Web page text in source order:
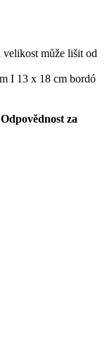
velikost může lišit od
za